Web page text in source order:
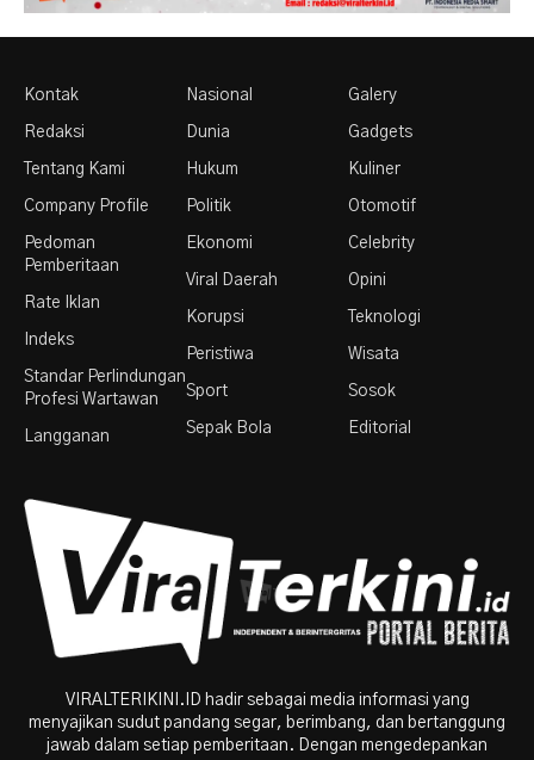
Kontak
Redaksi
Tentang Kami
Company Profile
Pedoman
Pemberitaan
Rate Iklan
Indeks
Standar Perlindungan
Profesi Wartawan
Langganan
Nasional
Dunia
Hukum
Politik
Ekonomi
Viral Daerah
Korupsi
Peristiwa
Sport
Sepak Bola
Galery
Gadgets
Kuliner
Otomotif
Celebrity
Opini
Teknologi
Wisata
Sosok
Editorial
VIRALTERIKINI.ID hadir sebagai media informasi yang
menyajikan sudut pandang segar, berimbang, dan bertanggung
jawab dalam setiap pemberitaan. Dengan mengedepankan